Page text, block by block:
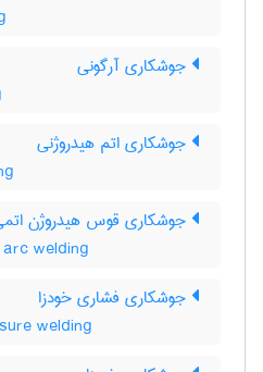
جوشکاری آرگونی
جوشکاری اتم هیدروژنی
جوشکاری قوس هیدروژن
welding
جوشکاری فشاری خودزا
welding